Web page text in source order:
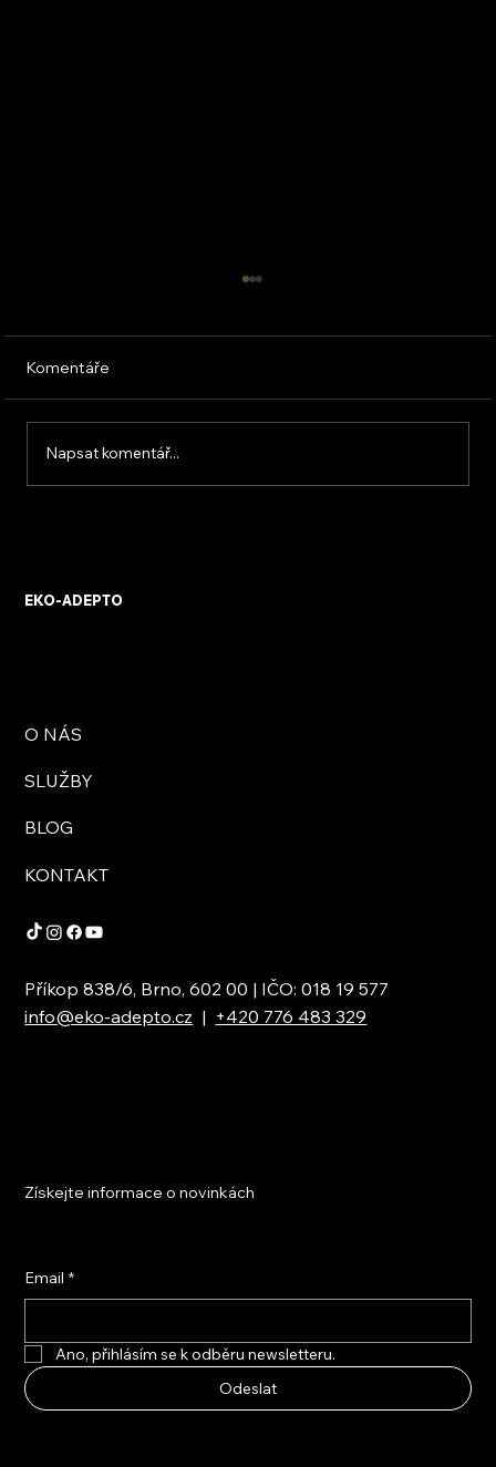
Komentáře
Napsat komentář...
EKO-ADEPTO
O NÁS
SLUŽBY
BLOG
KONTAKT
Příkop 838/6, Brno, 602 00 | IČO: 018 19 577
info@eko-adepto.cz | +420 776 483 329
Získejte informace o novinkách
Email *
Ano, přihlásím se k odběru newsletteru.
Odeslat